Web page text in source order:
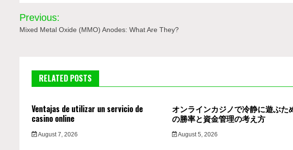
Post
navigation
Previous:
Mixed Metal Oxide (MMO) Anodes: What Are They?
RELATED POSTS
Ventajas de utilizar un servicio de
casino online
August 7, 2026
オンラインカジノで冷静に遊ぶた
の勝率と資金管理の考え方
August 5, 2026